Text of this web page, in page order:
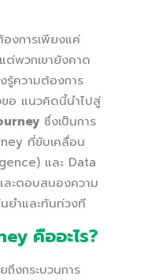
งการเพียงแค่
ต่พวกเขายังคาด
รู้ความต้องการ
ขอ แนวคิดนี้นำไปสู่
ซึ่งเป็นการ
ที่ขับเคลื่อน
และ Data
ะตอบสนองความ
ยำและทันท่วงที
คืออะไร?
งกระบวนการ